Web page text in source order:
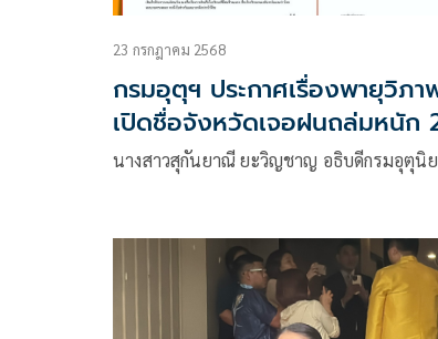
23 กรกฎาคม 2568
กรมอุตุฯ ประกาศเรื่องพายุวิภา
เปิดชื่อจังหวัดเจอฝนถล่มหนัก
ก.ค.
นางสาวสุกันยาณี ยะวิญชาญ อธิบดีกรมอุตุนิ